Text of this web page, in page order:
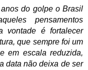
do golpe o Brasil
pensamentos
vontade é fortalecer
que sempre foi um
em escala reduzida,
data não deixa de ser